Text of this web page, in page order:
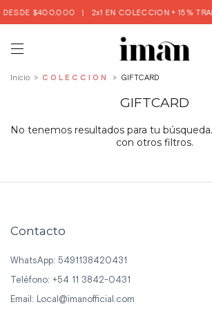
DESDE $400.000 2x1 EN COLECCION + 15%
Inicio > COLECCIÓN > GIFTCARD
GIFTCARD
No tenemos resultados para tu
con otros filtros.
Contacto
WhatsApp: 5491138420431
Teléfono: +54 11 3842-0431
Email: Local@imanofficial.com